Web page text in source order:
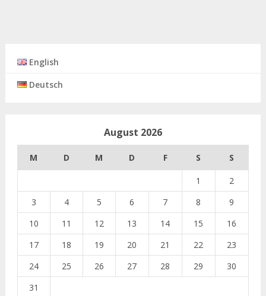
English
Deutsch
August 2026
M D M D F S S
1
2
3
4 5 6 7 8
9
10
11 12 13 14 15
16
17
18 19 20 21 22
23
24
25 26 27 28 29
30
31